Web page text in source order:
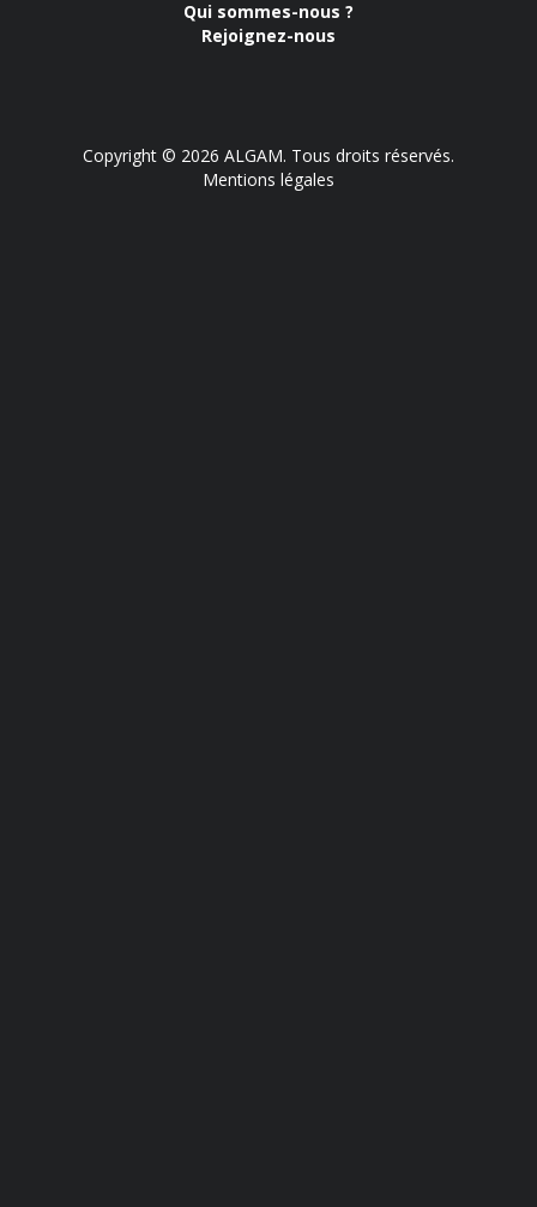
Qui sommes-nous ?
Rejoignez-nous
Copyright © 2026 ALGAM. Tous droits réservés.
Mentions légales